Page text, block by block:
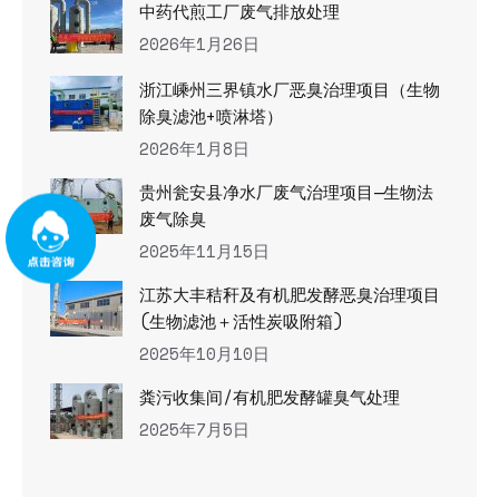
中药代煎工厂废气排放处理
2026年1月26日
浙江嵊州三界镇水厂恶臭治理项目（生物
除臭滤池+喷淋塔）
2026年1月8日
贵州瓮安县净水厂废气治理项目—生物法
废气除臭
2025年11月15日
江苏大丰秸秆及有机肥发酵恶臭治理项目
(生物滤池＋活性炭吸附箱)
2025年10月10日
粪污收集间/有机肥发酵罐臭气处理
2025年7月5日